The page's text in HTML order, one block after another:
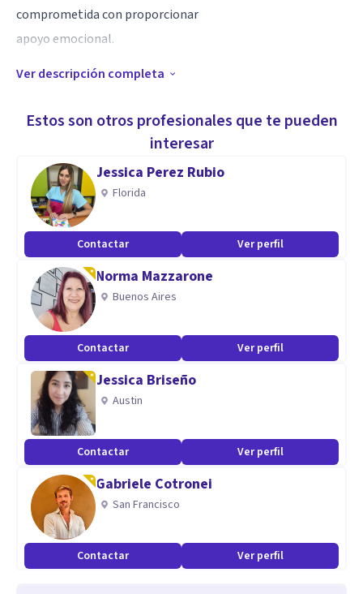
comprometida con proporcionar
apoyo emocional.
Especialidad
pensamientos y comportamientos afectan nuestras
dandote herramientas practicas para que puedas aplicar en
tu dia a dia.
Ver descripción completa
Estos son otros profesionales que te pueden
interesar
Jessica Perez Rubio
Florida
Contactar Ver perfil
Norma Mazzarone
Buenos Aires
Contactar Ver perfil
Jessica Briseño
Austin
Contactar Ver perfil
Gabriele Cotronei
San Francisco
Contactar Ver perfil